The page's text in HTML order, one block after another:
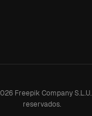
Freepik Company S.L.U.
reservados.